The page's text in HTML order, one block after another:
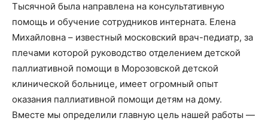
Тысячной была направлена на консультативную
помощь и обучение сотрудников интерната. Елена
Михайловна – известный московский врач-педиатр, за
плечами которой руководство отделением детской
паллиативной помощи в Морозовской детской
клинической больнице, имеет огромный опыт
оказания паллиативной помощи детям на дому.
Вместе мы определили главную цель нашей работы —